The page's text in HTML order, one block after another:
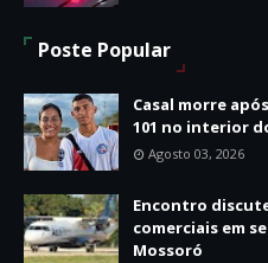
Poste Popular
Casal morre
101 no interior
Agosto 03, 2026
Encontro
comerciais em
Mossoró